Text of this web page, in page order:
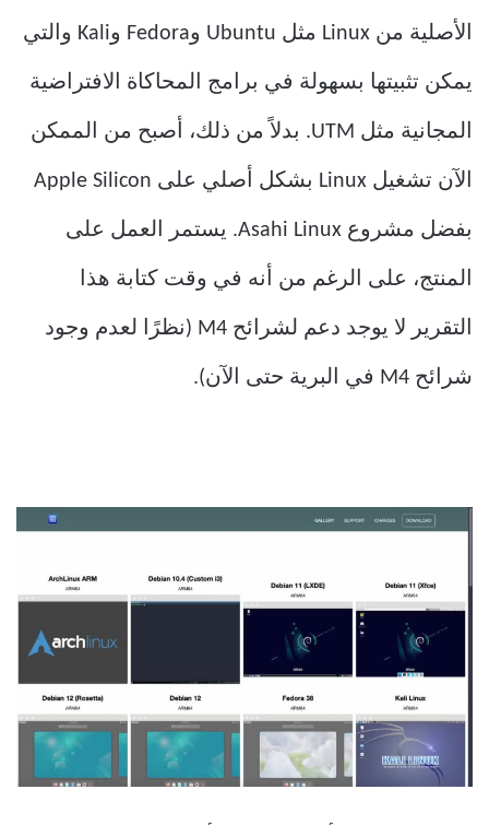
الأصلية من Linux مثل Ubuntu وFedora وKali والتي
يمكن تثبيتها بسهولة في برامج المحاكاة الافتراضية
المجانية مثل UTM. بدلاً من ذلك، أصبح من الممكن
الآن تشغيل Linux بشكل أصلي على Apple Silicon
بفضل مشروع Asahi Linux. يستمر العمل على
المنتج، على الرغم من أنه في وقت كتابة هذا
التقرير لا يوجد دعم لشرائح M4 (نظرًا لعدم وجود
شرائح M4 في البرية حتى الآن).